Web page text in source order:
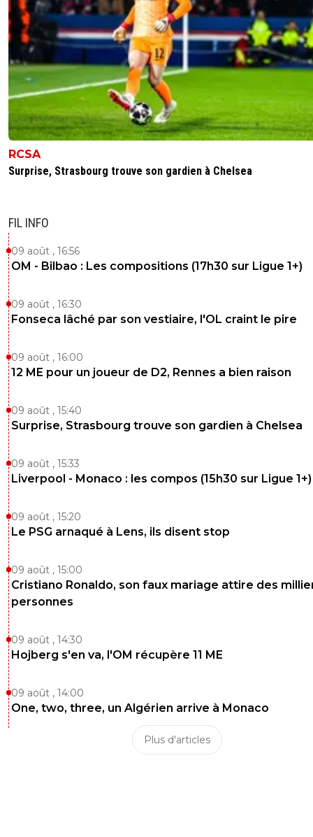
RCSA
Surprise, Strasbourg trouve son gardien à Chelsea
FIL INFO
09 août , 16:56
OM - Bilbao : Les compositions (17h30 sur Ligue 1+)
09 août , 16:30
Fonseca lâché par son vestiaire, l'OL craint le pire
09 août , 16:00
12 ME pour un joueur de D2, Rennes a bien raison
09 août , 15:40
Surprise, Strasbourg trouve son gardien à Chelsea
09 août , 15:33
Liverpool - Monaco : les compos (15h30 sur Ligue 1+)
09 août , 15:20
Le PSG arnaqué à Lens, ils disent stop
09 août , 15:00
Cristiano Ronaldo, son faux mariage attire des
personnes
09 août , 14:30
Hojberg s'en va, l'OM récupère 11 ME
09 août , 14:00
One, two, three, un Algérien arrive à Monaco
Plus d'articles